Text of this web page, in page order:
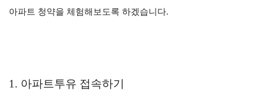
아파트 청약을 체험해보도록 하겠습니다.
1. 아파트투유 접속하기